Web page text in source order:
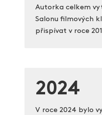
Autorka celkem
Salonu filmových
přispívat v roce
2024
V roce 2024 bylo